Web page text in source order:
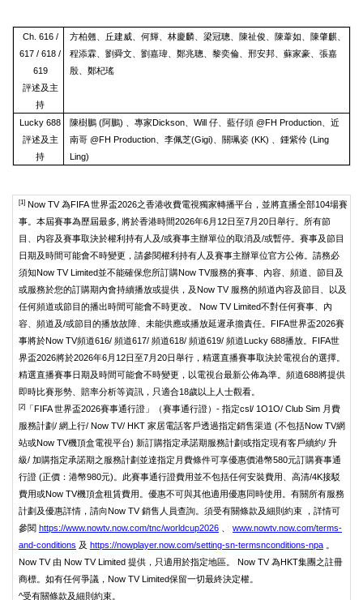
Ch. 616 /
617 / 618 /
619
評述及主
持
方柏翹、丘建威、何輝、林慶麟、梁冠聰、陳祉俊、陳葦如、陳肇麒、
程添霖、劉舜文、劉嘉瑋、鄭兆聰、黎奕倫、邢安邦、蘇家豪、張嘉
殷、鄭杞瑤
Lucky 688
評述及主
持
陳樹鵬 (阿鵬) 、專家Dickson、Will 仔、藍仔頭 @FH Production、近
南哥 @FH Production、李佩芝(Gigi)、關珮姿 (KK) 、鍾紫伶 (Ling
Ling)
[1]Now TV 為FIFA 世界盃2026之香港收費電視獨家轉播平台，並將直播全部104場賽
事。本屆賽事為歷屆最多, 將於香港時間2026年6月12日至7月20日舉行。所有節
目、内容及賽事取決於權利持有人及/或賽事主辦單位的取消及/或暫停。賽事及節目
日期及時間可能會不時變更，請參閱權利持有人及賽事主辦單位官方公佈。請務必
須知Now TV Limited並不能確保您所訂購Now TV服務的賽事、內容、頻道、節目及
或服務於您的訂購期內會持續播放或提供，及Now TV 服務的頻道內容及節目、以及
任何頻道或節目的播出時間可能會不時更改。 Now TV Limited不對任何賽事、內
容、頻道及/或節目的播放故障、未能供應或播放延遲承擔責任。FIFA世界盃2026賽
事將於Now TV頻道616/ 頻道617/ 頻道618/ 頻道619/ 頻道Lucky 688播放。FIFA世
界盃2026將於2026年6月12日至7月20日舉行，精選直播賽事取決於電視台的選擇。
精選直播賽事日期及時間可能會不時變更，以電視台最新公佈為準。頻道688將提供
即時比賽形勢、賠率分析等資訊，只適合18歲以上人士觀看。
[2]「FIFA 世界盃2026賽事通行證」（賽事通行證）- 指定csl/ 1O1O/ Club Sim 月費
服務計劃/ 網上行/ Now TV/ HKT 家居電話客戶透過指定銷售渠道 (不包括Now TV網
站或Now TV機頂盒電視平台) 新訂購指定承諾期服務計劃或指定現有客戶續約/ 升
級/ 加購指定承諾期之服務計劃並達指定月費條件可享優惠價港幣580元訂購賽事通
行證 (正價：港幣980元)。此賽事通行證費用並不包括任何安裝費用、高清/4K接駁
費用或Now TV機頂盒租賃費用。優惠不可與其他適用優惠同時使用。有關所有服務
計劃及優惠詳情，請向Now TV 銷售人員查詢。須受有關條款及細則約束 ，詳情可
參閱 https://www.nowtv.now.com/tnc/worldcup2026、 www.nowtv.now.com/terms-
and-conditions 及 https://nowplayer.now.com/setting-sn-termsnconditions-npa。
Now TV 由 Now TV Limited 提供，只適用於指定地區。 Now TV 為HKT集團之註冊
商標。如有任何爭議，Now TV Limited保留一切最終決定權。
^受有關條款及細則約束。